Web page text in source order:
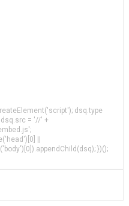
dsq.type
= '//' +
||
})();